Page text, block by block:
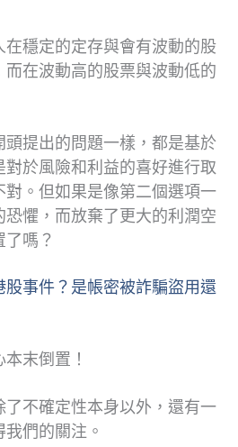
在穩定的定存與會有波動的股
在波動高的股票與波動低的
提出的問題一樣，都是基於
對於風險和利益的喜好進行取
。但如果是像第二個選項一
懼，而放棄了更大的利潤空
嗎？
股事件？是帳密被詐騙盜用還
末倒置！
不確定性本身以外，還有一
們的關注。